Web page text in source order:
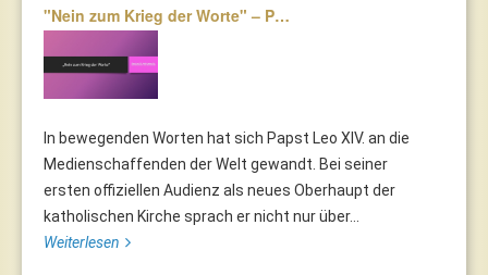
"Nein zum Krieg der Worte" – P…
In bewegenden Worten hat sich Papst Leo XIV. an die
Medienschaffenden der Welt gewandt. Bei seiner
ersten offiziellen Audienz als neues Oberhaupt der
katholischen Kirche sprach er nicht nur über...
Weiterlesen